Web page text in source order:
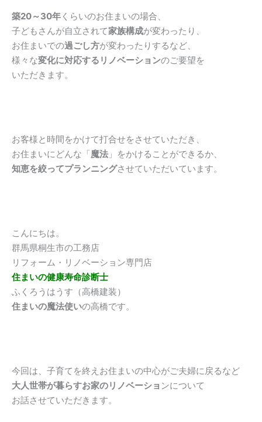
築20～30年 くらいのお住まいの場合、
子どもさんが自立されて家族構成が変わったり、
お住まいでの過ごし方が変わったりするなど、
様々な変化に対応するリノベーションのご要望を
いただきます。
お客様と時間をかけて打合せをさせていただき、
お住まいにどんな「魔法 」をかけることができるか、
知恵を絞ってプランニングさせていただいています。
こんにちは。
群馬県桐生市の工務店
リフォーム・リノベーション専門店
住まいの健康寿命診断士
ふくろうはうす（高橋建装）
住まいの魔法使いの高橋です。
今回は、子育てを終えお住まいの中心がご夫婦に戻るなど
大人世帯が暮らすお家のリノベーショ ンについて
お話させていただきます。